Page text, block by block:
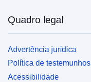
Quadro legal
Advertência jurídica
Política de testemunhos
Acessibilidade